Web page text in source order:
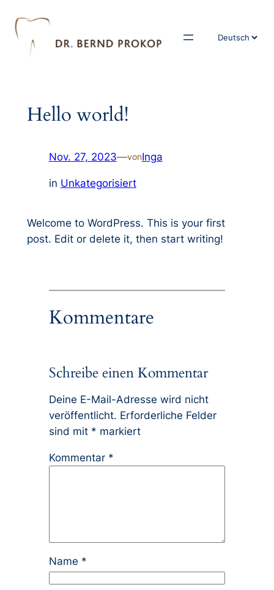
Inhalt
springen
Sprache
Hello world!
Nov. 27, 2023—vonInga
in Unkategorisiert
Welcome to WordPress. This is your first
post. Edit or delete it, then start writing!
Kommentare
Schreibe einen Kommentar
Deine E-Mail-Adresse wird nicht
veröffentlicht. Erforderliche Felder
sind mit * markiert
Kommentar *
Name *